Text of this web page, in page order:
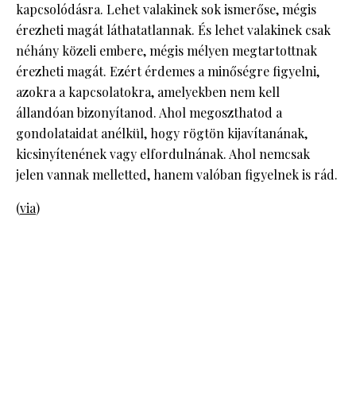
kapcsolódásra. Lehet valakinek sok ismerőse, mégis
érezheti magát láthatatlannak. És lehet valakinek csak
néhány közeli embere, mégis mélyen megtartottnak
érezheti magát. Ezért érdemes a minőségre figyelni,
azokra a kapcsolatokra, amelyekben nem kell
állandóan bizonyítanod. Ahol megoszthatod a
gondolataidat anélkül, hogy rögtön kijavítanának,
kicsinyítenének vagy elfordulnának. Ahol nemcsak
jelen vannak melletted, hanem valóban figyelnek is rád.
(via)